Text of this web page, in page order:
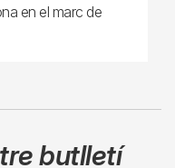
en el marc de
butlletí